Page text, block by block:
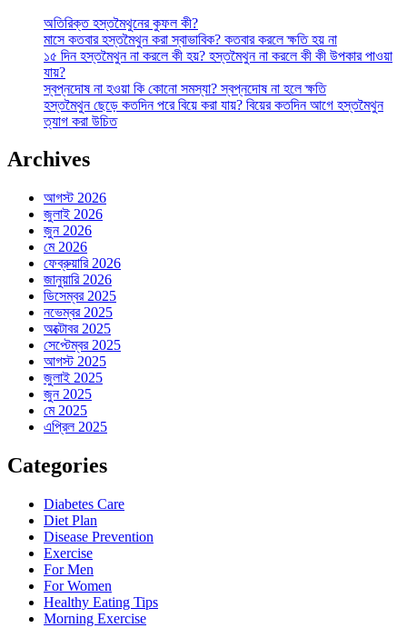
অতিরিক্ত হস্তমৈথুনের কুফল কী?
মাসে কতবার হস্তমৈথুন করা স্বাভাবিক? কতবার করলে ক্ষতি হয় না
১৫ দিন হস্তমৈথুন না করলে কী হয়? হস্তমৈথুন না করলে কী কী উপকার পাওয়া
যায়?
স্বপ্নদোষ না হওয়া কি কোনো সমস্যা? স্বপ্নদোষ না হলে ক্ষতি
হস্তমৈথুন ছেড়ে কতদিন পরে বিয়ে করা যায়? বিয়ের কতদিন আগে হস্তমৈথুন
ত্যাগ করা উচিত
Archives
আগস্ট 2026
জুলাই 2026
জুন 2026
মে 2026
ফেব্রুয়ারি 2026
জানুয়ারি 2026
ডিসেম্বর 2025
নভেম্বর 2025
অক্টোবর 2025
সেপ্টেম্বর 2025
আগস্ট 2025
জুলাই 2025
জুন 2025
মে 2025
এপ্রিল 2025
Categories
Diabetes Care
Diet Plan
Disease Prevention
Exercise
For Men
For Women
Healthy Eating Tips
Morning Exercise